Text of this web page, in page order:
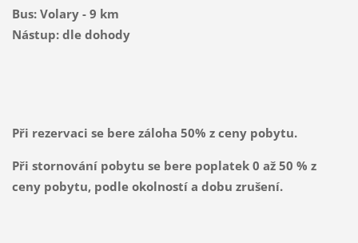
Bus: Volary - 9 km
Nástup: dle dohody
Při rezervaci se bere záloha 50% z ceny pobytu.
Při stornování pobytu se bere poplatek 0 až 50 % z
ceny pobytu, podle okolností a dobu zrušení.